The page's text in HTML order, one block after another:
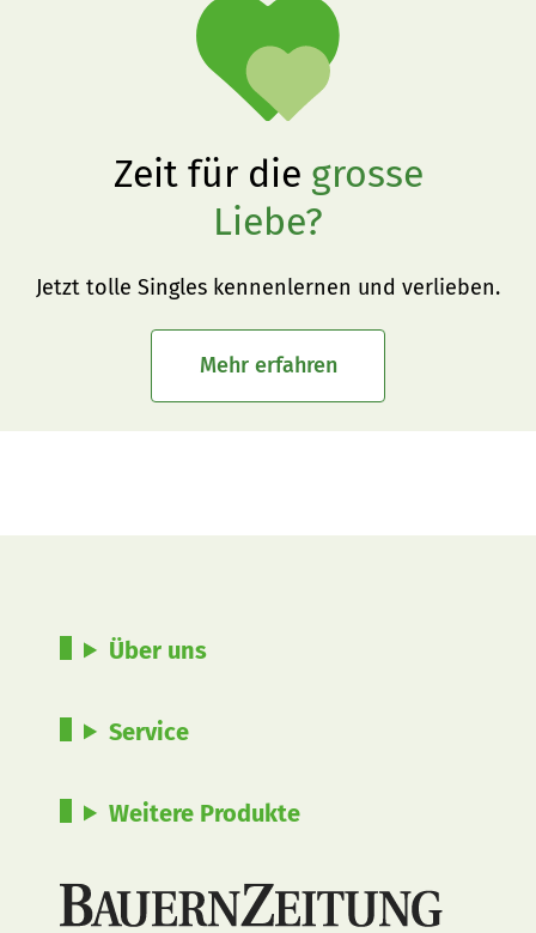
Zeit für die grosse
Liebe?
Jetzt tolle Singles kennenlernen und verlieben.
Mehr erfahren
Über uns
Service
Weitere Produkte